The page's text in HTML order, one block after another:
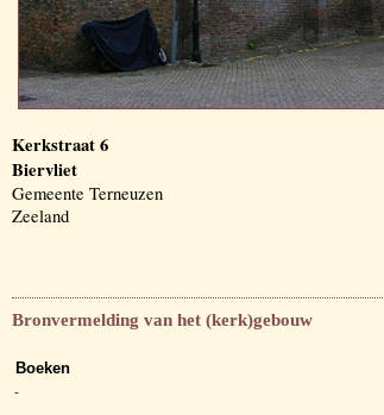
Kerkstraat 6
Biervliet
Gemeente Terneuzen
Zeeland
Bronvermelding van het (kerk)gebouw
Boeken
-